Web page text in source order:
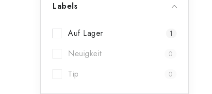
Labels
Auf Lager 1
Neuigkeit 0
Tip 0